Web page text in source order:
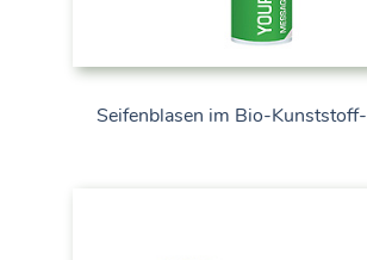
Seifenblasen im Bio-